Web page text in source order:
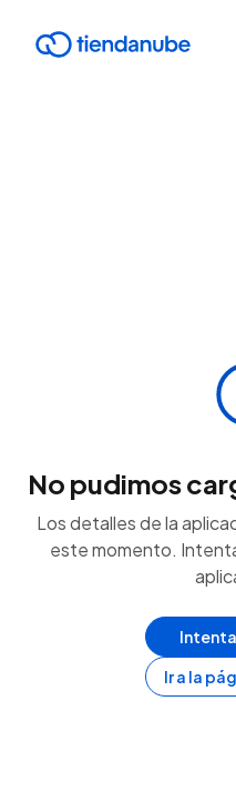
No pudimos
Los detalles de la
este momento.
Ir a la